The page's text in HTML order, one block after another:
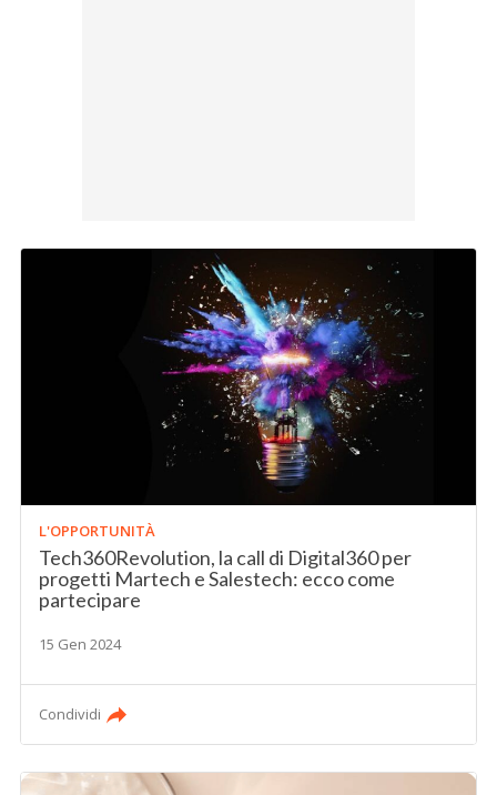
L'OPPORTUNITÀ
Tech360Revolution, la call di Digital360 per
progetti Martech e Salestech: ecco come
partecipare
15 Gen 2024
Condividi